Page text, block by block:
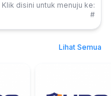
Klik disini untuk menuju ke:
#
Lihat Semua